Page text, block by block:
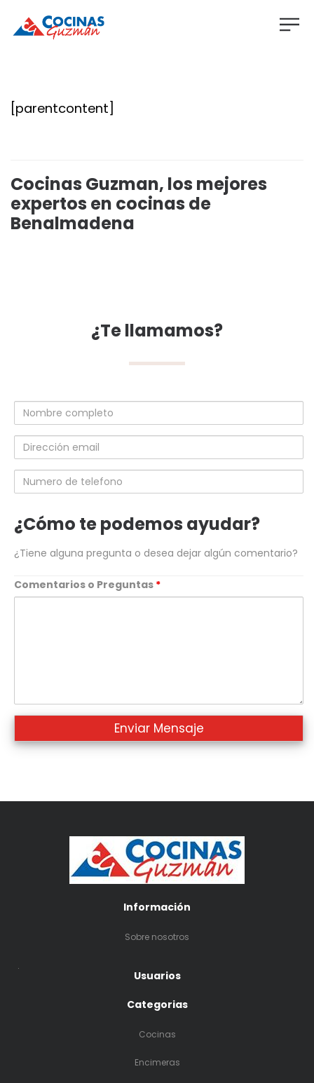
[parentcontent]
Cocinas Guzman, los mejores
expertos en cocinas de
Benalmadena
¿Te llamamos?
Nombre
completo
Dirección
email
Numero
de
¿Cómo te podemos ayudar?
¿Tiene alguna pregunta o desea dejar algún comentario?
Comentarios o Preguntas *
Información
Sobre nosotros
.
Usuarios
Categorias
Cocinas
Encimeras